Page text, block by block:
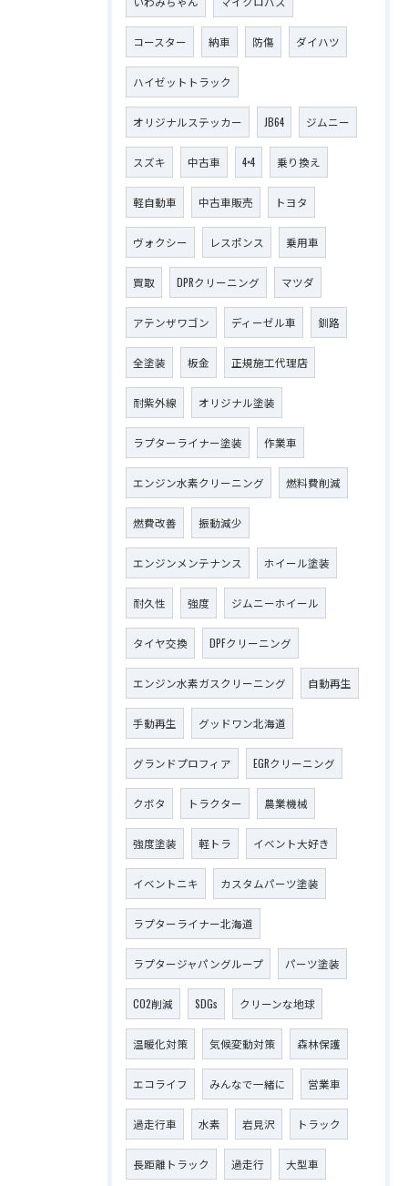
コースター 納車 防傷 ダイハツ
ハイゼットトラック
オリジナルステッカー JB64 ジムニー
スズキ 中古車 4×4 乗り換え
軽自動車 中古車販売 トヨタ
ヴォクシー レスポンス 乗用車
買取 DPRクリーニング マツダ
アテンザワゴン ディーゼル車 釧路
全塗装 板金 正規施工代理店
耐紫外線 オリジナル塗装
ラプターライナー塗装 作業車
エンジン水素クリーニング 燃料費削減
燃費改善 振動減少
エンジンメンテナンス ホイール塗装
耐久性 強度 ジムニーホイール
タイヤ交換 DPFクリーニング
エンジン水素ガスクリーニング 自動再生
手動再生 グッドワン北海道
グランドプロフィア EGRクリーニング
クボタ トラクター 農業機械
強度塗装 軽トラ イベント大好き
イベントニキ カスタムパーツ塗装
ラプターライナー北海道
ラプタージャパングループ パーツ塗装
CO2削減 SDGs クリーンな地球
温暖化対策 気候変動対策 森林保護
エコライフ みんなで一緒に 営業車
過走行車 水素 岩見沢 トラック
長距離トラック 過走行 大型車